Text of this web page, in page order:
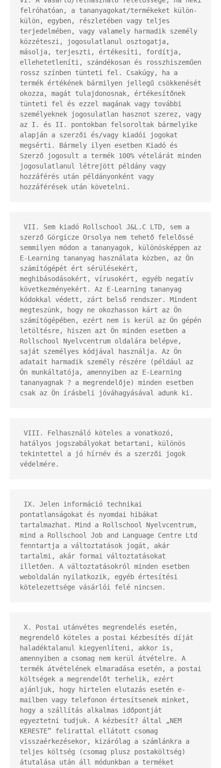
felróhatóan, a tananyagokat/termékeket külön-
külön, egyben, részletében vagy teljes
terjedelmében, vagy valamely harmadik személy
közzéteszi, jogosulatlanul osztogatja,
másolja, terjeszti, értékesíti, fordítja,
ellehetetleníti, szándékosan és rosszhiszeműen
rossz színben tünteti fel. Csakúgy, ha a
termék értékének bármilyen jellegű csökkenését
okozza, magát tulajdonosnak, értékesítőnek
tünteti fel és ezzel magának vagy további
személyeknek jogosulatlan hasznot szerez, vagy
az I. és II. pontokban felsoroltak bármelyike
alapján a szerzői és/vagy kiadói jogokat
megsérti. Bármely ilyen esetben Kiadó és
Szerző jogosult a termék 100% vételárát minden
jogosulatlanul létrejött példány vagy
hozzáférés után példányonként vagy
hozzáférések után követelni.
szerző Görgicze Orsolya nem tehető felelőssé
semmilyen módon a tananyagok, különösképpen az
E-Learning tananyag használata közben, az Ön
számítógépét ért sérülésekért,
meghibásodásokért, vírusokért, egyéb negatív
következményekért. Az E-Learning tananyag
kódokkal védett, zárt belső rendszer. Mindent
megteszünk, hogy ne okozhasson kárt az Ön
számítógépében, ezért nem is kerül az Ön gépén
letöltésre, hiszen azt Ön minden esetben a
Rollschool Nyelvcentrum oldalára belépve,
saját személyes kódjával használja. Az Ön
adatait harmadik személy részére (például az
Ön munkáltatója, amennyiben az E-Learning
tananyagnak ? a megrendelője) minden esetben
csak az Ön írásbeli jóváhagyásával adunk ki.
hatályos jogszabályokat betartani, különös
tekintettel a jó hírnév és a szerzői jogok
védelmére.
pontatlanságokat és nyomdai hibákat
tartalmazhat. Mind a Rollschool Nyelvcentrum,
mind a Rollschool Job and Language Centre Ltd
fenntartja a változtatások jogát, akár
tartalmi, akár formai változtatásokat
illetően. A változtatásokról minden esetben
weboldalán nyilatkozik, egyéb értesítési
kötelezettsége vásárlói felé nincsen.
megrendelő köteles a postai kézbesítés díját
haladéktalanul kiegyenlíteni, akkor is,
amennyiben a csomag nem kerül átvételre. A
termék átvételének elmaradása esetén, a postai
költségek a megrendelőt terhelik, ezért
ajánljuk, hogy hirtelen elutazás esetén e-
mailben vagy telefonon értesítsenek minket,
hogy a szállítás alkalmas időpontját
egyeztetni tudjuk. A kézbesít? által „NEM
KERESTE” felirattal ellátott csomag
visszaérkezésekor, kizárólag a számlánkra a
teljes költség (csomag plusz postaköltség)
átutalása után áll módunkban a terméket